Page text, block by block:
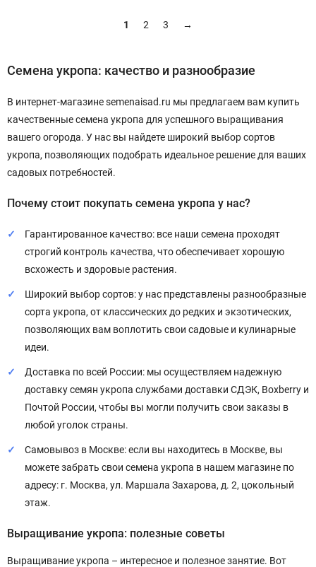
1 2 3 →
Семена укропа: качество и разнообразие
В интернет-магазине semenaisad.ru мы предлагаем вам купить
качественные семена укропа для успешного выращивания
вашего огорода. У нас вы найдете широкий выбор сортов
укропа, позволяющих подобрать идеальное решение для ваших
садовых потребностей.
Почему стоит покупать семена укропа у нас?
Гарантированное качество: все наши семена проходят
строгий контроль качества, что обеспечивает хорошую
всхожесть и здоровые растения.
Широкий выбор сортов: у нас представлены разнообразные
сорта укропа, от классических до редких и экзотических,
позволяющих вам воплотить свои садовые и кулинарные
идеи.
Доставка по всей России: мы осуществляем надежную
доставку семян укропа службами доставки СДЭК, Boxberry и
Почтой России, чтобы вы могли получить свои заказы в
любой уголок страны.
Самовывоз в Москве: если вы находитесь в Москве, вы
можете забрать свои семена укропа в нашем магазине по
адресу: г. Москва, ул. Маршала Захарова, д. 2, цокольный
этаж.
Выращивание укропа: полезные советы
Выращивание укропа – интересное и полезное занятие. Вот